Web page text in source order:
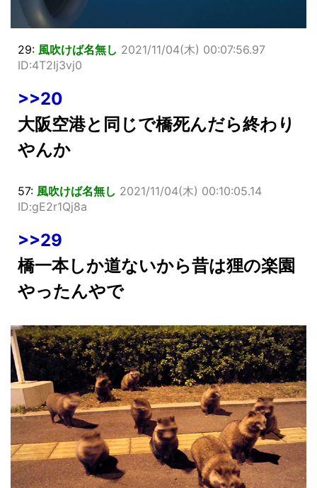
29: 風吹けば名無し 2021/11/04(木) 00:07:56.97
ID:4T2Ij3vj0
>>20
大阪空港と同じで橋死んだら終わり
やんか
57: 風吹けば名無し 2021/11/04(木) 00:10:05.14
ID:gE2r1Qj8a
>>29
橋一本しか道ないから昔は狸の楽園
やったんやで